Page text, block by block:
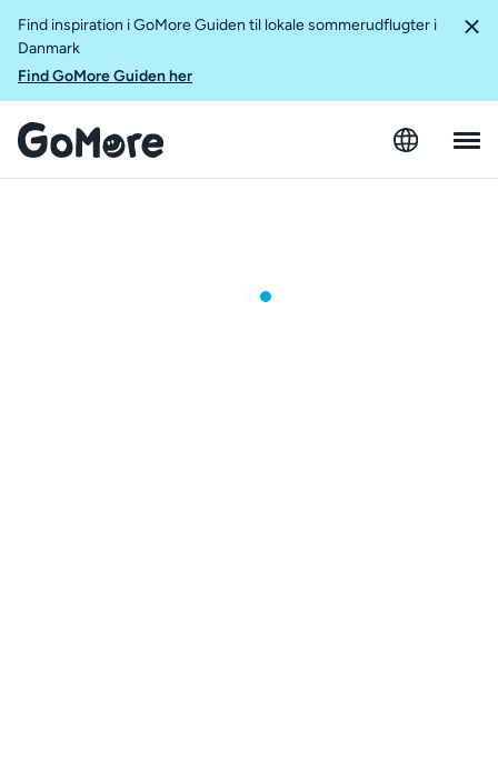
Find inspiration i GoMore Guiden til lokale sommerudflugter i
Danmark
Find GoMore Guiden her